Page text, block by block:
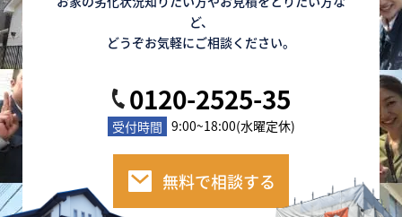
2020年10月10日
【屋根の名称をご紹介】屋根の不具合を発見！
2020年10月3日
屋根・外壁塗装で必要な「足場」。その相場と
必要性についてご紹介します。
2020年10月2日
ど、
どうぞお気軽にご相談ください。
0120-2525-35
受付時間 9:00~18:00(水曜定休)
無料で相談する